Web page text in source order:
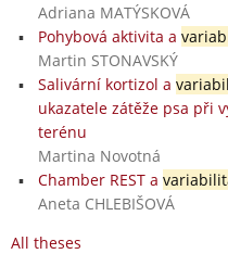
Adriana MATÝSKOVÁ
Pohybová aktivita a
Martin STONAVSKÝ
Salivární kortizol a
ukazatele zátěže psa při
terénu
Martina Novotná
Chamber REST a
Aneta CHLEBIŠOVÁ
All theses